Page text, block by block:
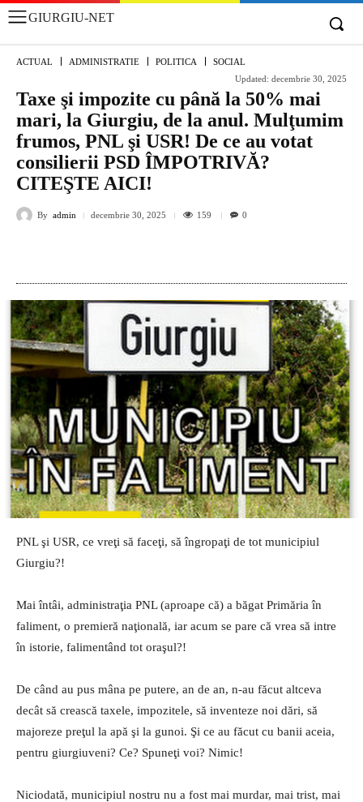
GIURGIU-NET
ACTUAL ADMINISTRATIE POLITICA
SOCIAL
Updated: decembrie 30, 2025
Taxe şi impozite cu până la 50% mai
mari, la Giurgiu, de la anul. Mulţumim
frumos, PNL şi USR! De ce au votat
consilierii PSD ÎMPOTRIVĂ?
CITEŞTE AICI!
By admin decembrie 30, 2025 159 0
PNL şi USR, ce vreţi să faceţi, să îngropaţi de tot municipiul
Giurgiu?!
Mai întâi, administraţia PNL (aproape că) a băgat Primăria în
faliment, o premieră naţională, iar acum se pare că vrea să intre
în istorie, falimentând tot oraşul?!
De când au pus mâna pe putere, an de an, n-au făcut altceva
decât să crească taxele, impozitele, să inventeze noi dări, să
majoreze preţul la apă şi la gunoi. Şi ce au făcut cu banii aceia,
pentru giurgiuveni? Ce? Spuneţi voi? Nimic!
Niciodată, municipiul nostru nu a fost mai murdar, mai trist, mai